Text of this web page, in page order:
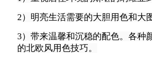
2）明亮生活需要的大胆用色和大
3）带来温馨和沉稳的配色。各种
的北欧风用色技巧。